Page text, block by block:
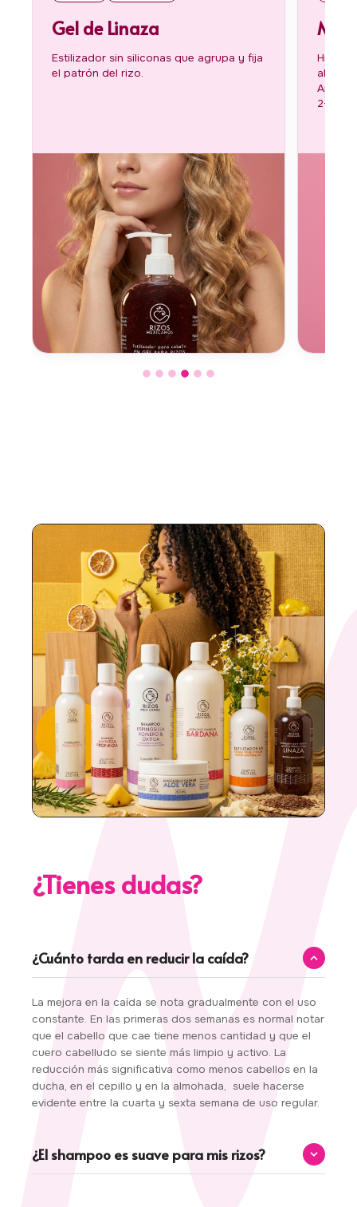
Gel de Linaza
Estilizador sin siliconas que agrupa y fija
el patrón del rizo.
al
Aplica
2-5
¿Tienes dudas?
¿Cuánto tarda en reducir la caída?
La mejora en la caída se nota gradualmente con el uso
constante. En las primeras dos semanas es normal notar
que el cabello que cae tiene menos cantidad y que el
cuero cabelludo se siente más limpio y activo. La
reducción más significativa como menos cabellos en la
ducha, en el cepillo y en la almohada, suele hacerse
evidente entre la cuarta y sexta semana de uso regular.
¿El shampoo es suave para mis rizos?